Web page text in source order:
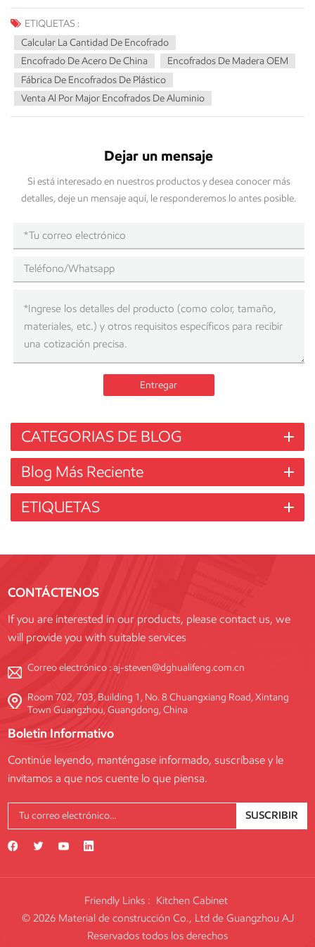
ETIQUETAS :
Calcular La Cantidad De Encofrado
Encofrado De Acero De China
Encofrados De Madera OEM
Fábrica De Encofrados De Plástico
Venta Al Por Major Encofrados De Aluminio
Dejar un mensaje
Si está interesado en nuestros productos y desea conocer más
detalles, deje un mensaje aquí, le responderemos lo antes posible.
Entregar
CATEGORIAS DE BLOG
Blog Más Reciente
ETIQUETAS
CONTÁCTENOS
If you are interested in our products, please contact us, we
will provide you with suitable services
Correo electrónico :aj-steven@dghualifeng.com.cn
Room 702, 703, Building 1, No. 8 Chuangxiang Road, Xintang
Town Guangzhou, Guangdong, China
Boletin Informativo
Continúe leyendo, manténgase informado, suscríbase y le
invitamos a que nos cuente lo que piensa.
SUSCRIBIR
Friendly Links : Kitchen Cabinet
© 2026 Material de construcción Co., Ltd de Guangzhou AJ
Reservados todos los derechos